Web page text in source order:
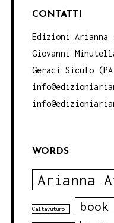
CONTATTI
Edizioni
Giovanni
Geraci Siculo
WORDS
Arianna
Caltavuturo book